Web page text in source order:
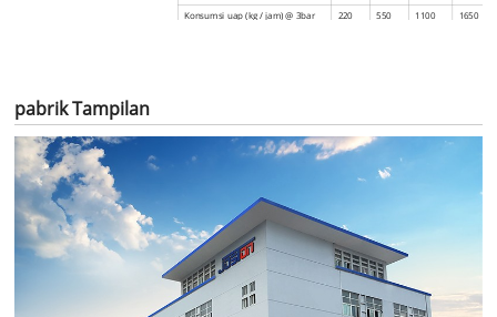
Konsumsi uap (kg / jam) @ 3bar 220 550 1100 1650
*
2750
*
4600
5150
pabrik Tampilan